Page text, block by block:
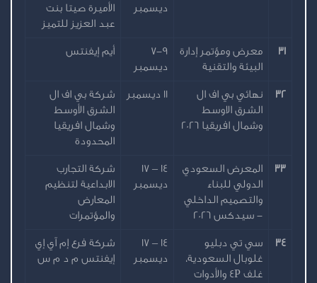
ديسمبر
الأميرة صيتا بنت
عبد العزيز للتميز
31
معرض ومؤتمر إدارة
البيئة والتقنية
7-9
ديسمبر
أيم إيفنتس
32
نهائي بي اف ال
الشرق الاوسط
وشمال افريقيا 2026
11 ديسمبر
شركة بي اف ال
الشرق الأوسط
وشمال افريقيا
المحدودة
33
المعرض السعودي
الدولي للبناء
والتصميم الداخلي
- سيدكس 2026
14 – 17
ديسمبر
شركة التجارب
الابداعية لتنظيم
المعارض
والمؤتمرات
34
سي تي دبليو
غلوبال السعودية،
غلف 4P والأدوات
14 – 17
ديسمبر
شركة فرع إم آي إي
إيفنتس م د م س